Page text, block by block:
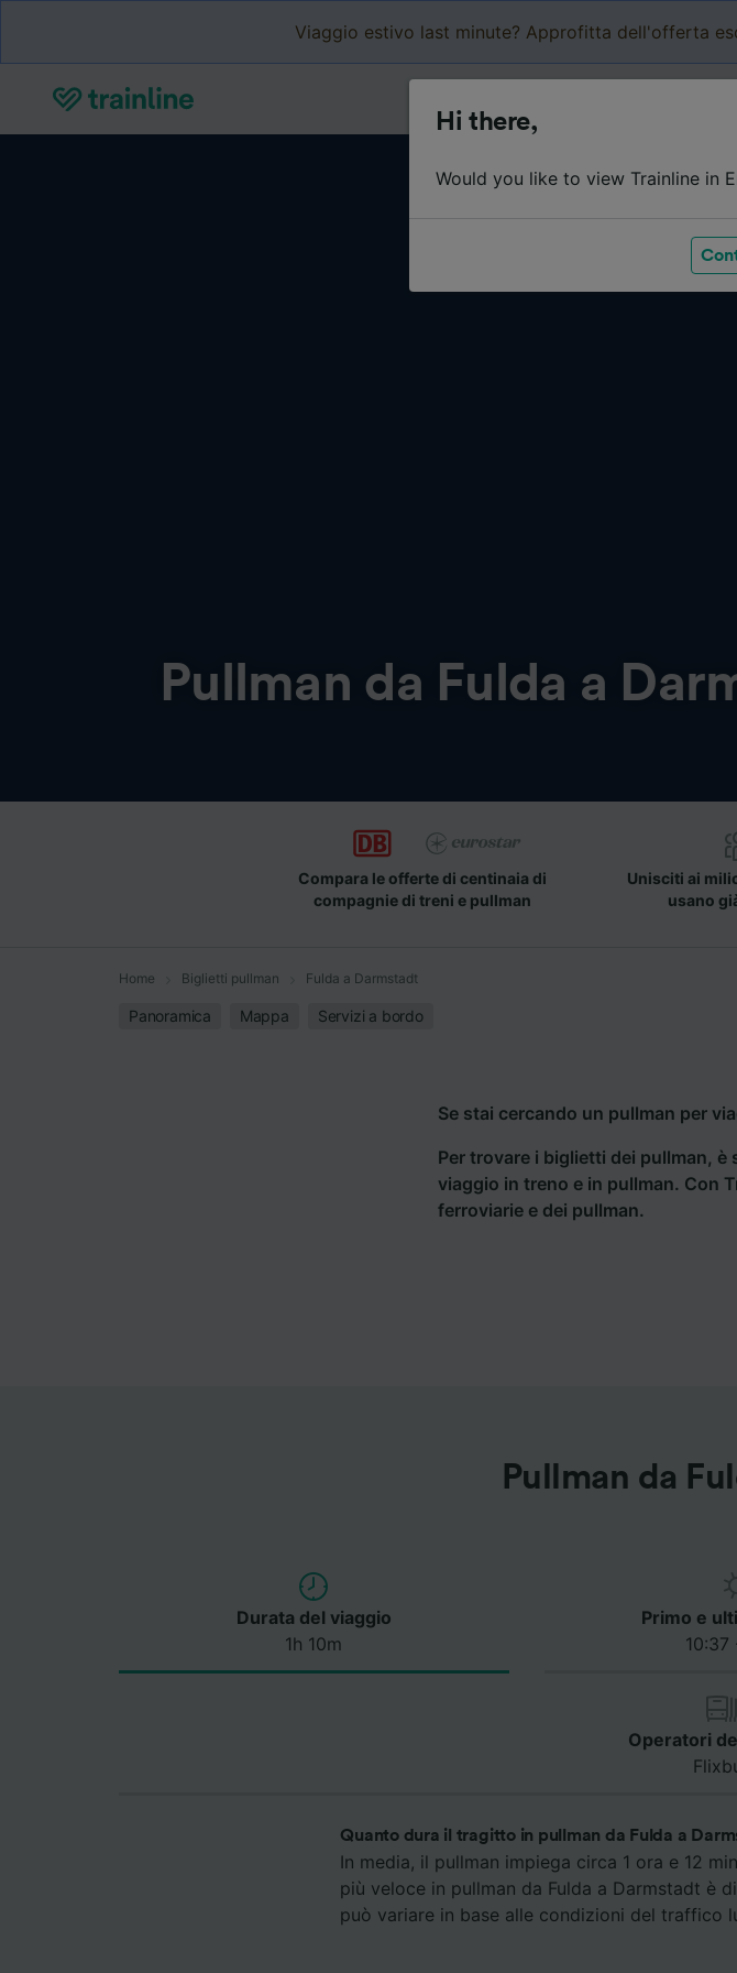
Viaggio estivo last minute? Approfitta dell'offerta
Pullman da Fulda a
Compara le offerte di centinaia di
compagnie di treni e pullman
Unisciti ai
usano
Home Biglietti pullman Fulda a Darmstadt
Panoramica Mappa Servizi a bordo
Se stai cercando un pullman per
Per trovare i biglietti dei pullman,
viaggio in treno e in pullman. Con
ferroviarie e dei pullman.
Pullman da
Durata del viaggio
1h 10m
Primo e
10:37
Operatori
Quanto dura il tragitto in pullman da Fulda a
In media, il pullman impiega circa 1 ora e 12
più veloce in pullman da Fulda a Darmstadt è
può variare in base alle condizioni del traffico
Hi there,
Would you like to view Trainline in